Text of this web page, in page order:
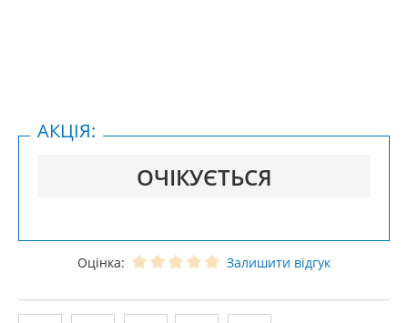
ОЧІКУЄТЬСЯ
АКЦІЯ:
Оцінка: Залишити відгук